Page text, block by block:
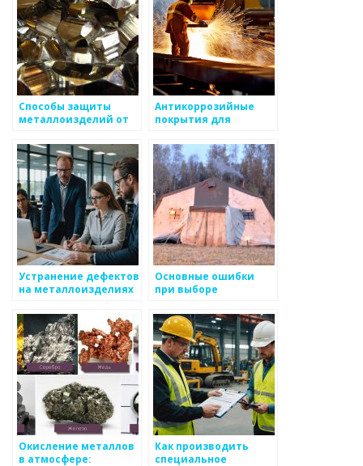
Способы защиты
металлоизделий от
Антикоррозийные
покрытия для
Устранение дефектов
на металлоизделиях
Основные ошибки
при выборе
Окисление металлов
в атмосфере:
Как производить
специальное